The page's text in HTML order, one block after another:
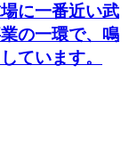
に一番近い武
の一環で、鳴
ています。